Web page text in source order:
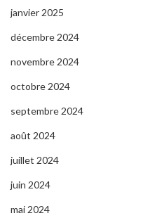
janvier 2025
décembre 2024
novembre 2024
octobre 2024
septembre 2024
août 2024
juillet 2024
juin 2024
mai 2024